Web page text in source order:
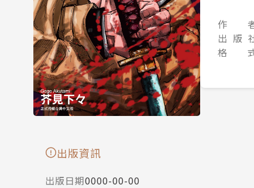
作
出 版
格
出版資訊
出版日期0000-00-00